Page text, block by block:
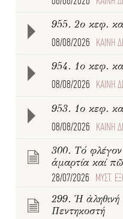
955. 2ο κεφ.
08/08/2026 ΚΑΙΝΗ
954. 1ο κεφ.
08/08/2026 ΚΑΙΝΗ
953. 1ο κεφ.
08/08/2026 ΚΑΙΝΗ
300. Τό φλέγον
ἁμαρτία καί
28/07/2026 ΜΥΣΤ.
299. Ἡ
Πεντηκοστή